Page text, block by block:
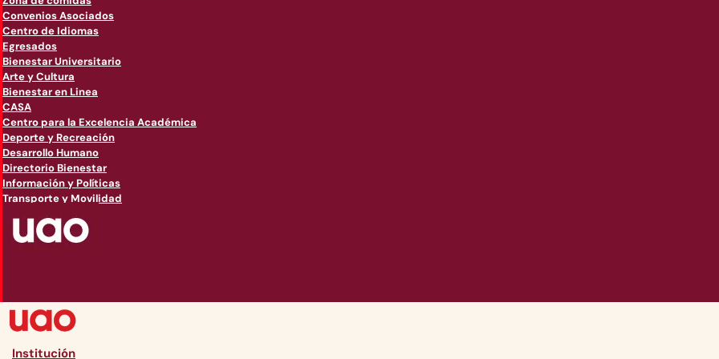
Convenios Asociados
Centro de Idiomas
Egresados
Bienestar Universitario
Arte y Cultura
Bienestar en Linea
CASA
Centro para la Excelencia Académica
Deporte y Recreación
Desarrollo Humano
Directorio Bienestar
Información y Políticas
Transporte y Movilidad
Institución